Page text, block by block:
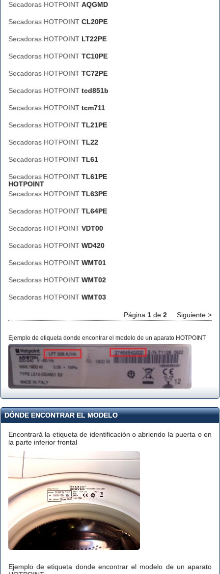
Secadoras HOTPOINT AQGMD
Secadoras HOTPOINT CL20PE
Secadoras HOTPOINT LT22PE
Secadoras HOTPOINT TC10PE
Secadoras HOTPOINT TC72PE
Secadoras HOTPOINT tcd851b
Secadoras HOTPOINT tcm711
Secadoras HOTPOINT TL21PE
Secadoras HOTPOINT TL22
Secadoras HOTPOINT TL61
Secadoras HOTPOINT TL61PE
HOTPOINT
Secadoras HOTPOINT TL63PE
Secadoras HOTPOINT TL64PE
Secadoras HOTPOINT VDT00
Secadoras HOTPOINT WD420
Secadoras HOTPOINT WMT01
Secadoras HOTPOINT WMT02
Secadoras HOTPOINT WMT03
Página 1 de 2 Siguiente >
Ejemplo de etiqueta donde encontrar el modelo de un aparato HOTPOINT
DÓNDE ENCONTRAR EL MODELO
Encontrará la etiqueta de identificación o abriendo la puerta o en
la parte inferior frontal
Ejemplo de etiqueta donde encontrar el modelo de un aparato